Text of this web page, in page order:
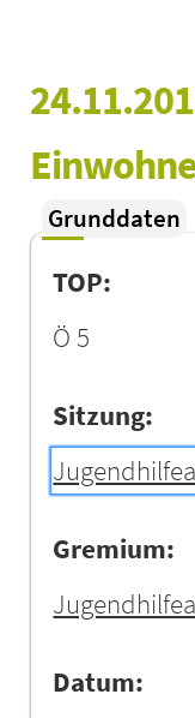
Grunddaten
TOP:
Ö 5
Sitzung:
Gremium:
Datum: